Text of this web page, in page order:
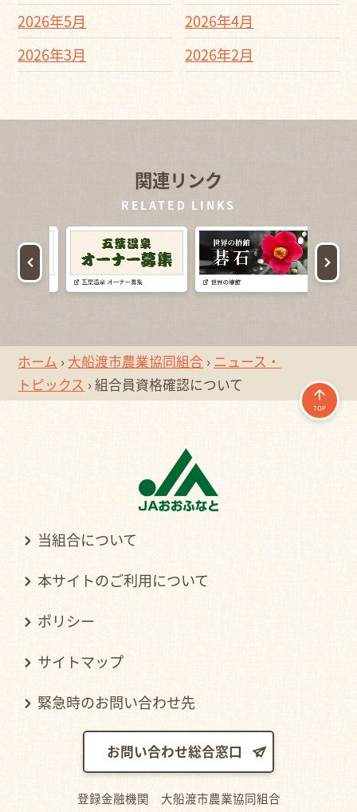
2026年5月
2026年4月
2026年3月
2026年2月
関連リンク
RELATED LINKS
ホーム › 大船渡市農業協同組合 › ニュース・
トピックス ›組合員資格確認について
TOP
当組合について
本サイトのご利用について
ポリシー
サイトマップ
緊急時のお問い合わせ先
お問い合わせ総合窓口
登録金融機関 大船渡市農業協同組合